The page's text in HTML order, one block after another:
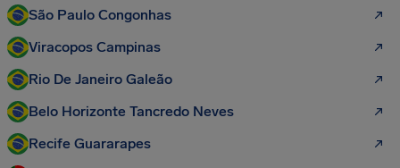
São Paulo Congonhas
Viracopos Campinas
Rio De Janeiro Galeão
Belo Horizonte Tancredo Neves
Recife Guararapes